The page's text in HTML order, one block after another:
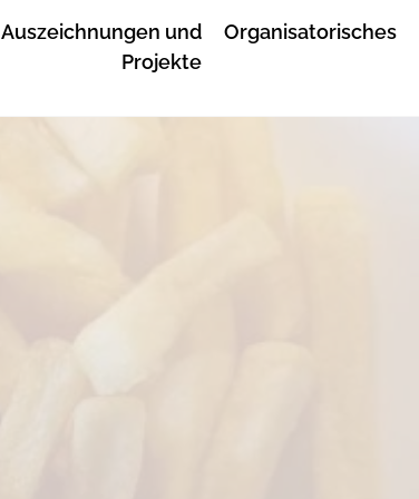
Auszeichnungen und
Projekte
Organisatorisches